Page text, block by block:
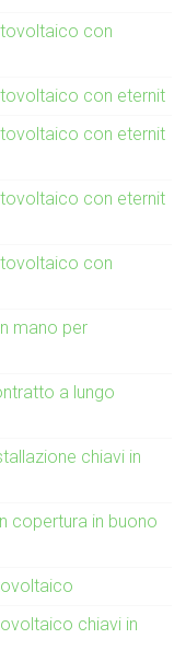
con
con eternit
con eternit
con eternit
con
mano per
a lungo
chiavi in
copertura in buono
chiavi in